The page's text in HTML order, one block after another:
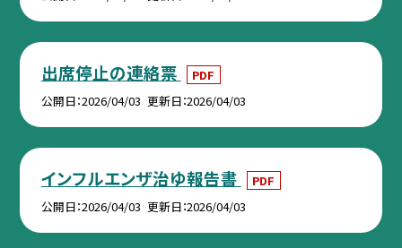
出席停止の連絡票
PDF
公開日 2026/04/03 更新日 2026/04/03
インフルエンザ治ゆ報告書
PDF
公開日 2026/04/03 更新日 2026/04/03